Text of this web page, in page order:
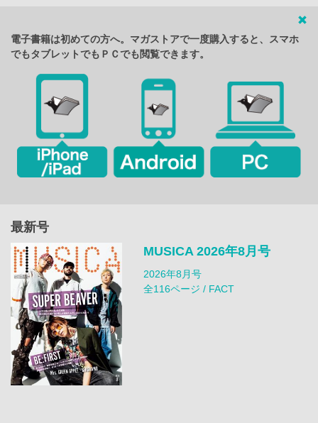
電子書籍は初めての方へ。マガストアで一度購入すると、スマホ
でもタブレットでもＰＣでも閲覧できます。
最新号
MUSICA 2026年8月号
2026年8月号
全116ページ / FACT